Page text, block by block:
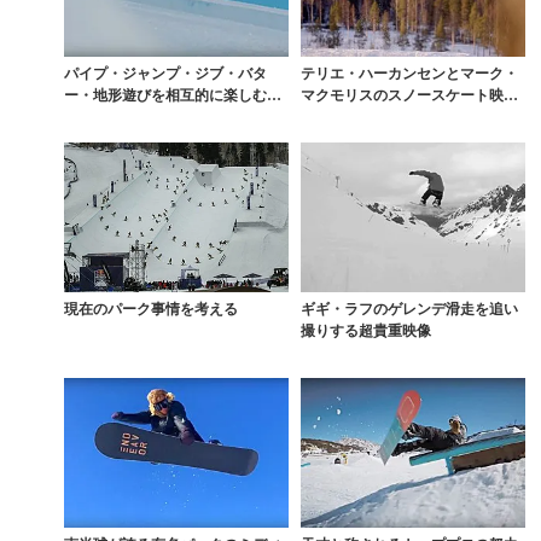
パイプ・ジャンプ・ジブ・バタ
ー・地形遊びを相互的に楽しむ指
テリエ・ハーカンセンとマーク・
マクモリスのスノースケート映像
現在のパーク事情を考える
ギギ・ラフのゲレンデ滑走を追い
撮りする超貴重映像